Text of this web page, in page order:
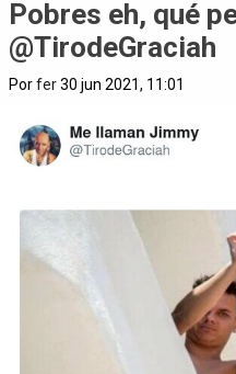
Pobres eh, qué
@TirodeGraciah
Porfer30 jun 2021, 11:01